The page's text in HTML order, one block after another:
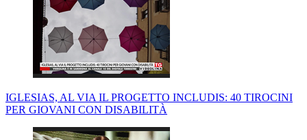
IGLESIAS, AL VIA IL PROGETTO INCLUDIS: 40 TIROCINI
PER GIOVANI CON DISABILITÀ